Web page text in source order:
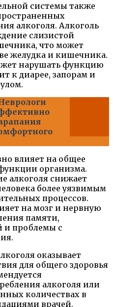
системы также
алкоголя. Алкоголь
слизистой
что может
желудка и кишечника.
нарушать функцию
к диарее, запорам и
влияет на общее
организма.
алкоголя снижает
более уязвимым
процессов.
на мозг и нервную
памяти,
и проблемы с
оказывает
для общего здоровья
алкоголя или
количествах в
врачей.